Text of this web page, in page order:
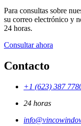
Para consultas sobre
su correo electrónico y
24 horas.
Consultar ahora
Contacto
+1 (623) 387
24 horas